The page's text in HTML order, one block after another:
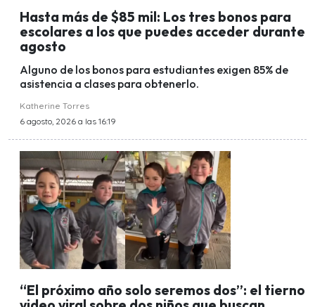
Hasta más de $85 mil: Los tres bonos para
escolares a los que puedes acceder durante
agosto
Alguno de los bonos para estudiantes exigen 85% de
asistencia a clases para obtenerlo.
Katherine Torres
6 agosto, 2026 a las 16:19
“El próximo año solo seremos dos”: el tierno